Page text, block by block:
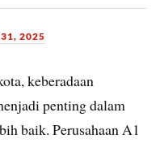
2025
keberadaan
penting dalam
baik. Perusahaan A1